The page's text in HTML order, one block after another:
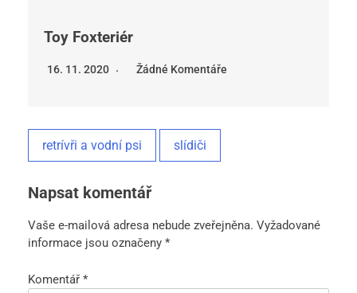
Toy Foxteriér
16. 11. 2020 Žádné Komentáře
retrívři a vodní psi slídiči
Napsat komentář
Vaše e-mailová adresa nebude zveřejněna. Vyžadované
informace jsou označeny *
Komentář *